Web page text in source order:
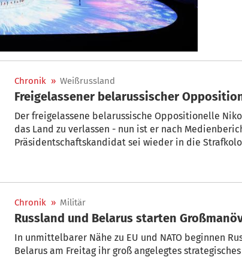
Chronik » Weißrussland
Freigelassener belarussischer
Der freigelassene belarussische Oppositionelle
das Land zu verlassen - nun ist er nach
Präsidentschaftskandidat sei wieder in die
Chronik » Militär
Russland und Belarus starten
In unmittelbarer Nähe zu EU und NATO beginnen
Belarus am Freitag ihr groß angelegtes